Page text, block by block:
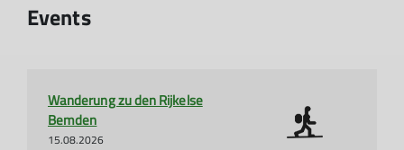
Events
Wanderung zu den Rijkelse
Bemden
15.08.2026